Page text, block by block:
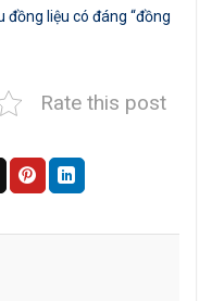
đồng liệu có đáng “đồng
Rate this post